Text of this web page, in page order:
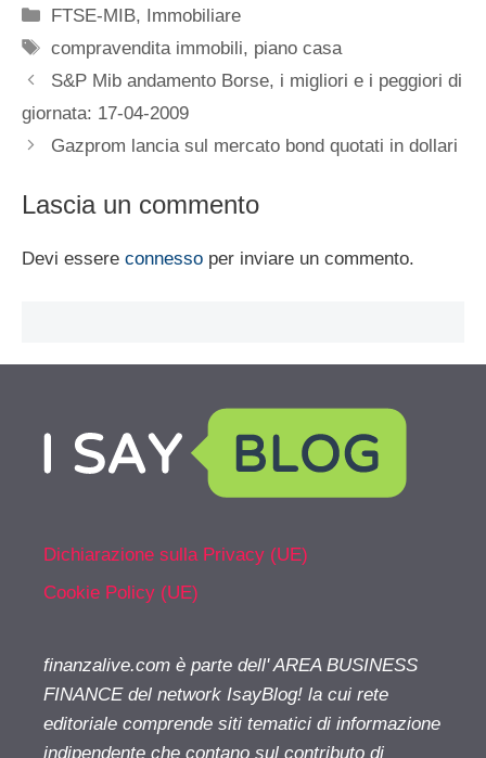
Categorie
FTSE-MIB, Immobiliare
Tag
compravendita immobili, piano casa
S&P Mib andamento Borse, i migliori e i peggiori di
giornata: 17-04-2009
Gazprom lancia sul mercato bond quotati in dollari
Lascia un commento
Devi essere connesso per inviare un commento.
Dichiarazione sulla Privacy (UE)
Cookie Policy (UE)
finanzalive.com è parte dell' AREA BUSINESS
FINANCE del network IsayBlog! la cui rete
editoriale comprende siti tematici di informazione
indipendente che contano sul contributo di